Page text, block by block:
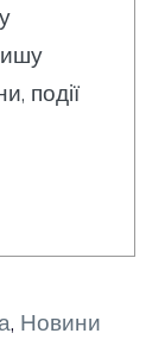
події
, Новини